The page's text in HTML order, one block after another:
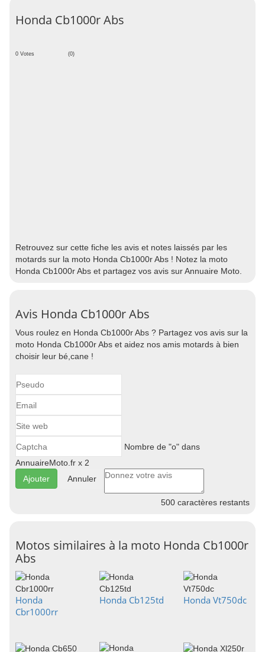
Honda Cb1000r Abs
0 Votes (0)
Retrouvez sur cette fiche les avis et notes laissés par les
motards sur la moto Honda Cb1000r Abs ! Notez la moto
Honda Cb1000r Abs et partagez vos avis sur Annuaire Moto.
Avis Honda Cb1000r Abs
Vous roulez en Honda Cb1000r Abs ? Partagez vos avis sur la
moto Honda Cb1000r Abs et aidez nos amis motards à bien
choisir leur bé,cane !
Nombre de "o" dans
AnnuaireMoto.fr x 2
Annuler
500 caractères restants
Motos similaires à la moto Honda Cb1000r
Abs
Honda
Cbr1000rr
Honda Cb125td Honda Vt750dc